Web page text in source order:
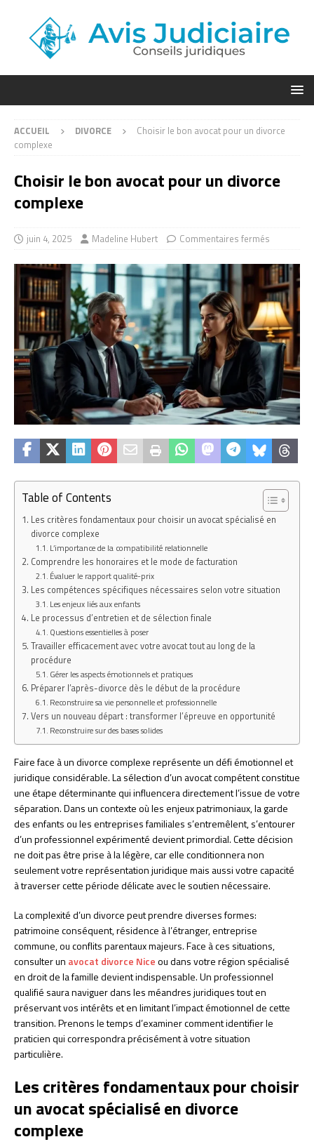
ACCUEIL DIVORCE
Choisir le bon avocat pour un divorce
complexe
Choisir le bon avocat pour un divorce
complexe
juin 4, 2025 Madeline Hubert Commentaires fermés
Table of Contents
Les critères fondamentaux pour choisir un avocat spécialisé en
divorce complexe
L’importance de la compatibilité relationnelle
Comprendre les honoraires et le mode de facturation
Évaluer le rapport qualité-prix
Les compétences spécifiques nécessaires selon votre situation
Les enjeux liés aux enfants
Le processus d’entretien et de sélection finale
Questions essentielles à poser
Travailler efficacement avec votre avocat tout au long de la
procédure
Gérer les aspects émotionnels et pratiques
Préparer l’après-divorce dès le début de la procédure
Reconstruire sa vie personnelle et professionnelle
Vers un nouveau départ : transformer l’épreuve en opportunité
Reconstruire sur des bases solides
Faire face à un divorce complexe représente un défi émotionnel et
juridique considérable. La sélection d’un avocat compétent constitue
une étape déterminante qui influencera directement l’issue de votre
séparation. Dans un contexte où les enjeux patrimoniaux, la garde
des enfants ou les entreprises familiales s’entremêlent, s’entourer
d’un professionnel expérimenté devient primordial. Cette décision
ne doit pas être prise à la légère, car elle conditionnera non
seulement votre représentation juridique mais aussi votre capacité
à traverser cette période délicate avec le soutien nécessaire.
La complexité d’un divorce peut prendre diverses formes:
patrimoine conséquent, résidence à l’étranger, entreprise
commune, ou conflits parentaux majeurs. Face à ces situations,
consulter un avocat divorce Niceou dans votre région spécialisé
en droit de la famille devient indispensable. Un professionnel
qualifié saura naviguer dans les méandres juridiques tout en
préservant vos intérêts et en limitant l’impact émotionnel de cette
transition. Prenons le temps d’examiner comment identifier le
praticien qui correspondra précisément à votre situation
particulière.
Les critères fondamentaux pour choisir
un avocat spécialisé en divorce
complexe